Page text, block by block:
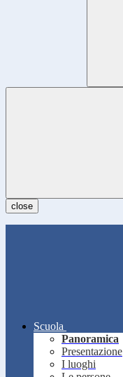
close
Scuola
Panoramica
Presentazione
I luoghi